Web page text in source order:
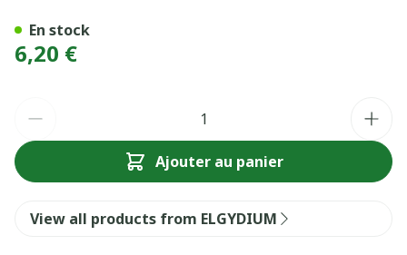
6,20 €
Ajouter au panier
En stock
View all products from ELGYDIUM